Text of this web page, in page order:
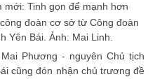
đoàn cơ sở từ Công đoàn
Yên Bái. Ảnh: Mai Linh.
Phương - nguyên Chủ tịch
cũng đón nhận chủ trương đề